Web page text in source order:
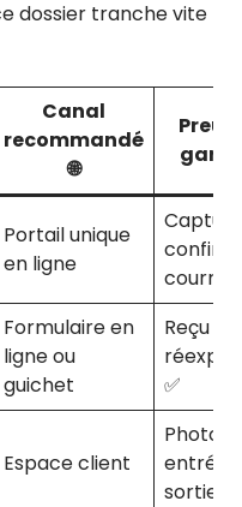
dossier tranche vite
Canal
recommandé
🌐
Portail unique
en ligne
courriel
Formulaire en
ligne ou
guichet
Reçu de
✅
Espace client
Photos
entrée-
sortie ✅